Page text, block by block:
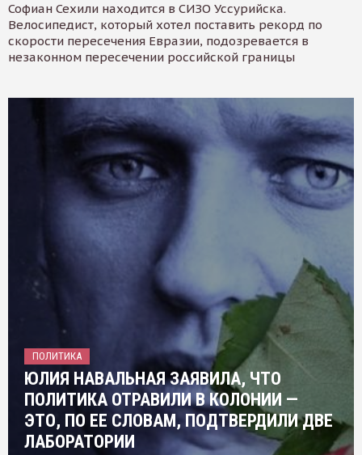
Софиан Сехили находится в СИЗО Уссурийска.
Велосипедист, который хотел поставить рекорд по
скорости пересечения Евразии, подозревается в
незаконном пересечении российской границы
ПОЛИТИКА
ЮЛИЯ НАВАЛЬНАЯ ЗАЯВИЛА, ЧТО
ПОЛИТИКА ОТРАВИЛИ В КОЛОНИИ —
ЭТО, ПО ЕЕ СЛОВАМ, ПОДТВЕРДИЛИ ДВЕ
ЛАБОРАТОРИИ